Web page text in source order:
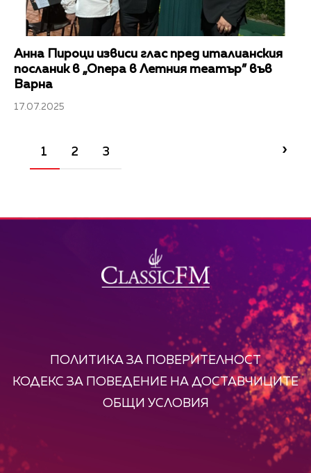
Анна Пироци извиси глас пред италианския
посланик в „Опера в Летния театър” във
Варна
17.07.2025
1 2 3 ›
ПОЛИТИКА ЗА ПОВЕРИТЕЛНОСТ
КОДЕКС ЗА ПОВЕДЕНИЕ НА ДОСТАВЧИЦИТЕ
ОБЩИ УСЛОВИЯ